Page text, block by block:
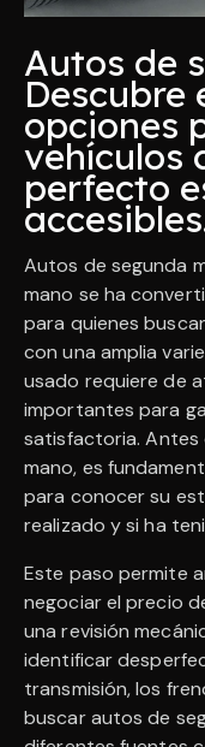
Autos de
Descubre
opciones
vehículos
perfecto
Autos de segunda
mano se ha
para quienes
con una amplia
usado requiere de
importantes para
satisfactoria. Antes
mano, es
para conocer su
realizado y si ha
Este paso permite
negociar el precio
una revisión
identificar
transmisión, los
buscar autos de